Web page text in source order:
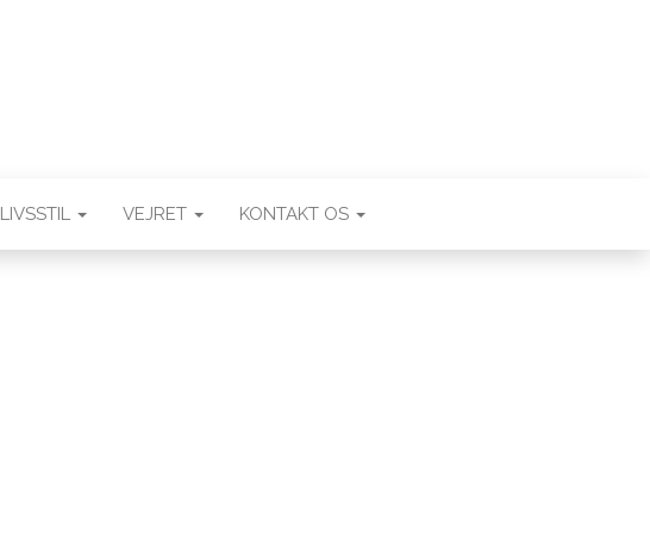
LIVSSTIL VEJRET KONTAKT OS